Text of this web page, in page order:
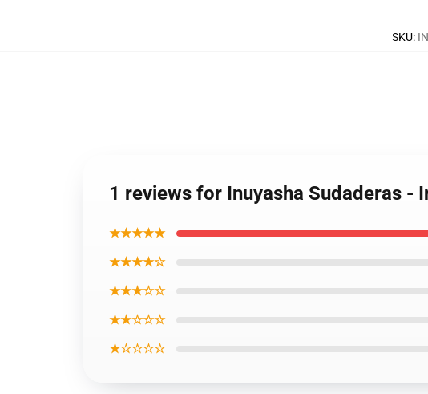
SKU:
1 reviews for Inuyasha Sudaderas -
★★★★★
★★★★☆
★★★☆☆
★★☆☆☆
★☆☆☆☆